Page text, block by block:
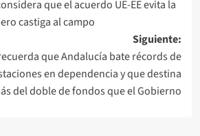
que el acuerdo UE-EE evita la
castiga al campo
Siguiente:
que Andalucía bate récords de
en dependencia y que destina
del doble de fondos que el Gobierno